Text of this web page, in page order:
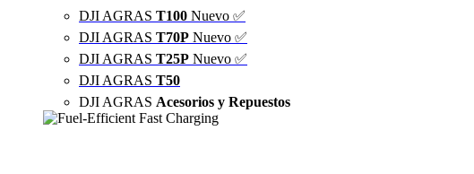
DJI AGRAS T100 Nuevo ✅
DJI AGRAS T70P Nuevo ✅
DJI AGRAS T25P Nuevo ✅
DJI AGRAS T50
DJI AGRAS Acesorios y Repuestos